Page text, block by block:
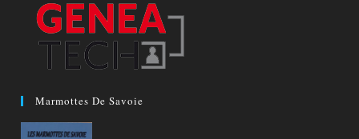
Marmottes De Savoie